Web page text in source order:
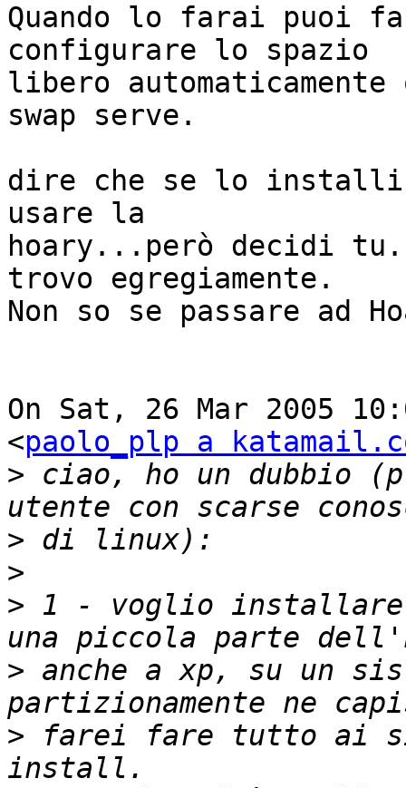
Quando lo farai puoi
configurare lo spazio
libero
swap serve.
dire che se lo
usare la
hoary...però decidi
trovo egregiamente.
Non so se passare ad
On Sat, 26 Mar 2005
<paolo_plp a
> ciao, ho un dubbio
>
>
> 1 - voglio installare
> anche a xp, su un
> farei fare tutto ai